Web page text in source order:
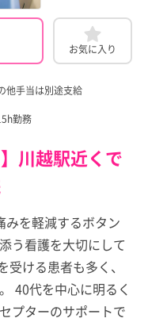
お気に入り
他手当は別途支給
勤務
川越駅近くで
みを軽減するボタン
う看護を大切にして
ける患者も多く、
40代を中心に明るく
プターのサポートで